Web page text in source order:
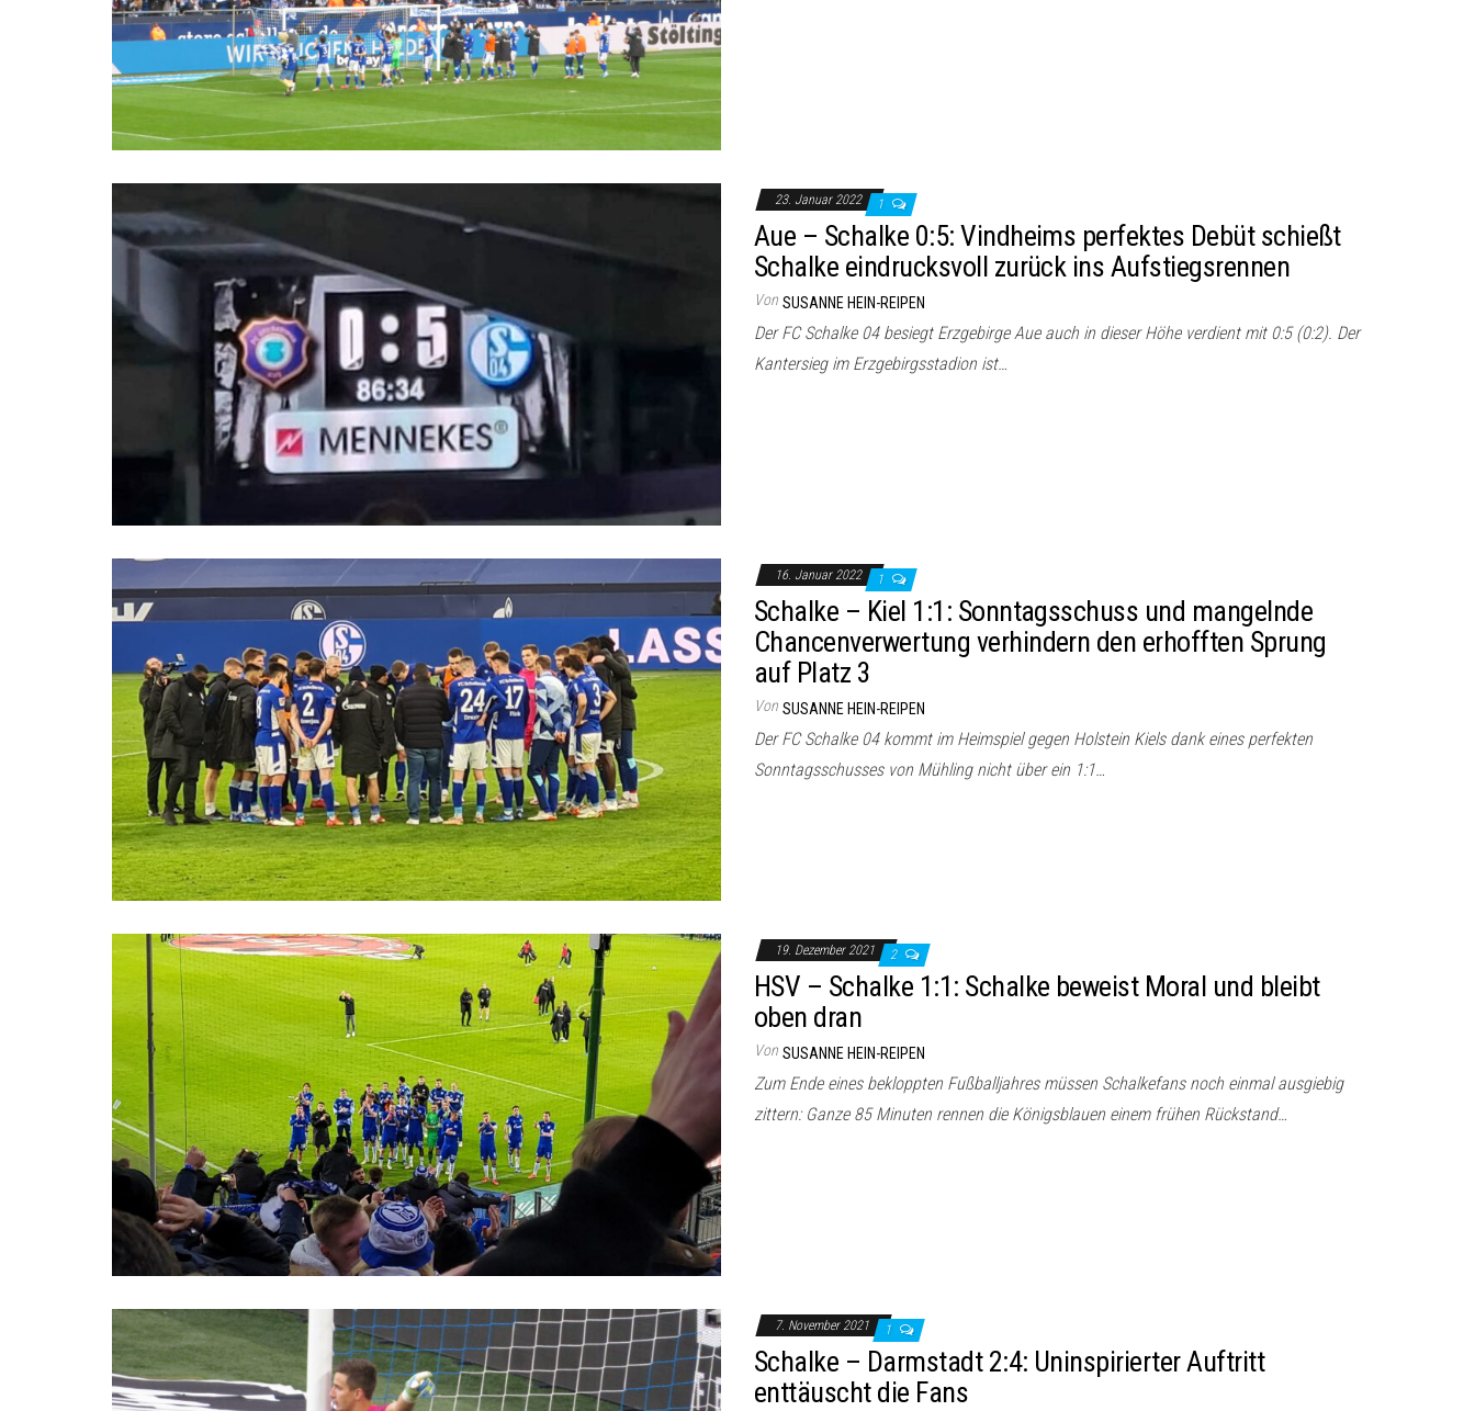
23. Januar 2022 1
Aue – Schalke 0:5: Vindheims perfektes Debüt schießt
Schalke eindrucksvoll zurück ins Aufstiegsrennen
Von SUSANNE HEIN-REIPEN
Der FC Schalke 04 besiegt Erzgebirge Aue auch in dieser Höhe verdient mit 0:5 (0:2). Der
Kantersieg im Erzgebirgsstadion ist…
16. Januar 2022 1
Schalke – Kiel 1:1: Sonntagsschuss und mangelnde
Chancenverwertung verhindern den erhofften Sprung
auf Platz 3
Von SUSANNE HEIN-REIPEN
Der FC Schalke 04 kommt im Heimspiel gegen Holstein Kiels dank eines perfekten
Sonntagsschusses von Mühling nicht über ein 1:1…
19. Dezember 2021 2
HSV – Schalke 1:1: Schalke beweist Moral und bleibt
oben dran
Von SUSANNE HEIN-REIPEN
Zum Ende eines bekloppten Fußballjahres müssen Schalkefans noch einmal ausgiebig
zittern: Ganze 85 Minuten rennen die Königsblauen einem frühen Rückstand…
7. November 2021 1
Schalke – Darmstadt 2:4: Uninspirierter Auftritt
enttäuscht die Fans